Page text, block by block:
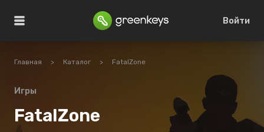
Войти
Главная > Каталог > FatalZone
Игры
FatalZone